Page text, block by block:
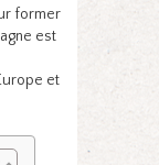
former
est
et